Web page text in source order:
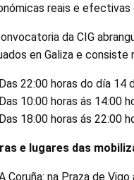
reais e
da CIG
en Galiza e consiste
Das 22:00 horas do día 14
Das 10:00 horas ás 14:00
Das 18:00 horas ás 22:00
e lugares das
Coruña: na Praza de Vigo